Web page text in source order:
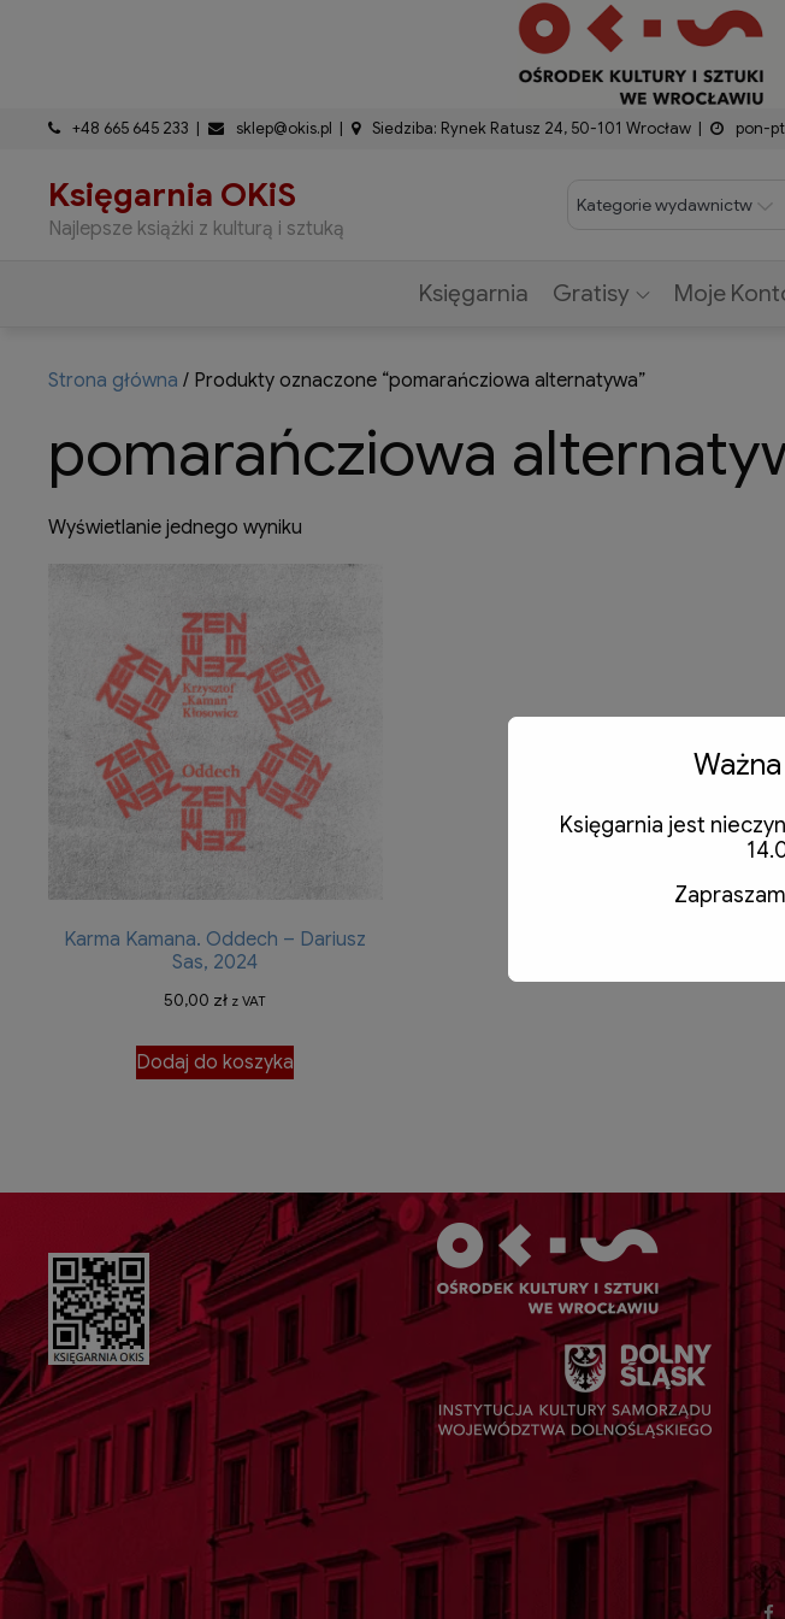
+48 665 645 233 sklep@okis.pl Siedziba: Rynek Ratusz 24, 50-101 Wrocław pon-
Księgarnia OKiS
Najlepsze książki z kulturą i sztuką
Księgarnia Gratisy Moje
Strona główna / Produkty oznaczone “pomarańcziowa alternatywa”
pomarańcziowa
Wyświetlanie jednego wyniku
Karma Kamana. Oddech – Dariusz
Sas, 2024
50,00 zł z VAT
Dodaj do koszyka
Księgarnia jest